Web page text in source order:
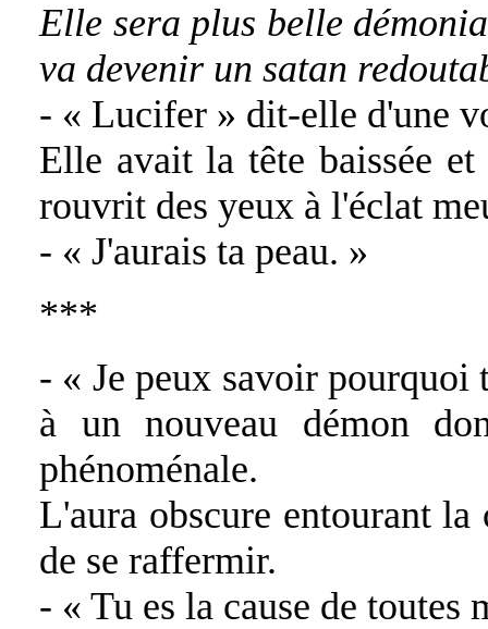
Elle sera plus belle
va devenir un satan
- « Lucifer » dit-elle d'une
Elle avait la tête baissée
rouvrit des yeux à l'éclat
- « J'aurais ta peau. »
***
- « Je peux savoir pourquoi
à un nouveau démon
phénoménale.
L'aura obscure entourant
de se raffermir.
- « Tu es la cause de